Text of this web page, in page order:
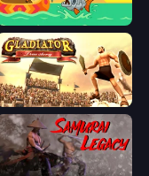
Fish Orbit
Gladiator: True Story